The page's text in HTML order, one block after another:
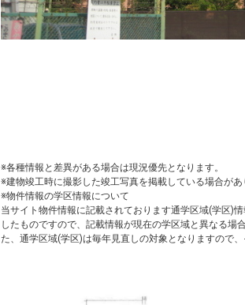
※各種情報と差異がある場合は現況優先となります。
※建物竣工時に撮影した竣工写真を掲載している場合が
※物件情報の学区情報について
当サイト物件情報に記載されております通学区域(学区)
したものですので、記載情報が現在の学区域と異なる場
た、通学区域(学区)は毎年見直しの対象となりますので